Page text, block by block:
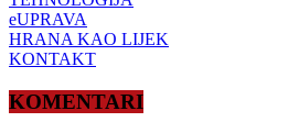
eUPRAVA
HRANA KAO LIJEK
KONTAKT
KOMENTARI